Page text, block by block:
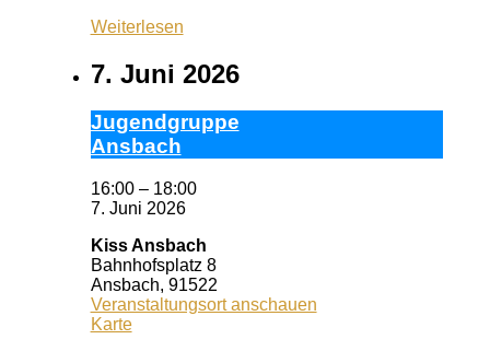
Weiterlesen
7. Juni 2026
Ju­gend­grup­pe
Ans­bach
16:00 – 18:00
7. Juni 2026
Kiss Ansbach
Bahnhofsplatz 8
Ansbach, 91522
Veranstaltungsort anschauen
KarteKiss